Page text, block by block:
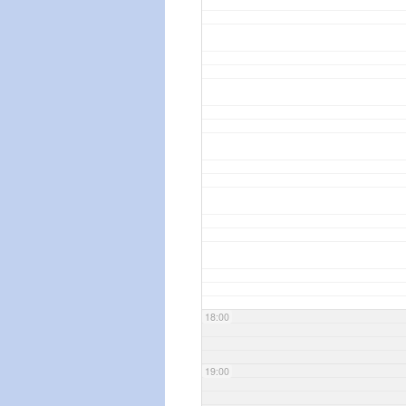
18:00
19:00